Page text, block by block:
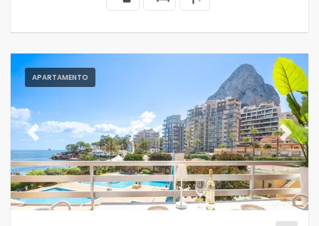
APARTAMENTO
Previous Next